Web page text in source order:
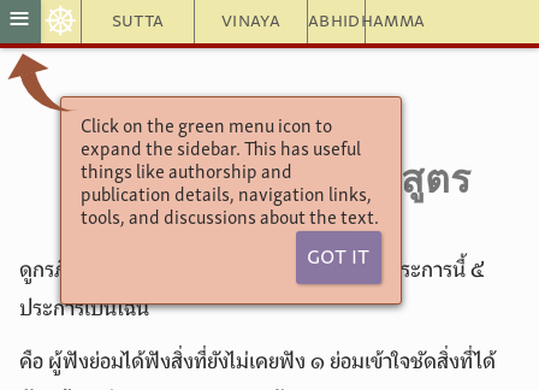
Sutta Vinaya Abhidhamma
≡ ☸
Click on the green menu icon to
expand the sidebar. This has useful
things like authorship and
publication details, navigation links,
tools, and discussions about the text.
Got It
อังคุตตรนิกาย
5.202. ๒. ธัมมัสสวนสูตร
ดูกรภิกษุทั้งหลาย อานิสงส์ในการฟังธรรม ๕ ประการนี้ ๕
ประการเป็นไฉน
คือ ผู้ฟังย่อมได้ฟังสิ่งที่ยังไม่เคยฟัง ๑ ย่อมเข้าใจชัดสิ่งที่ได้